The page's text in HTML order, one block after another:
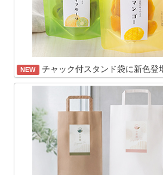
NEW チャック付スタンド袋に新色登